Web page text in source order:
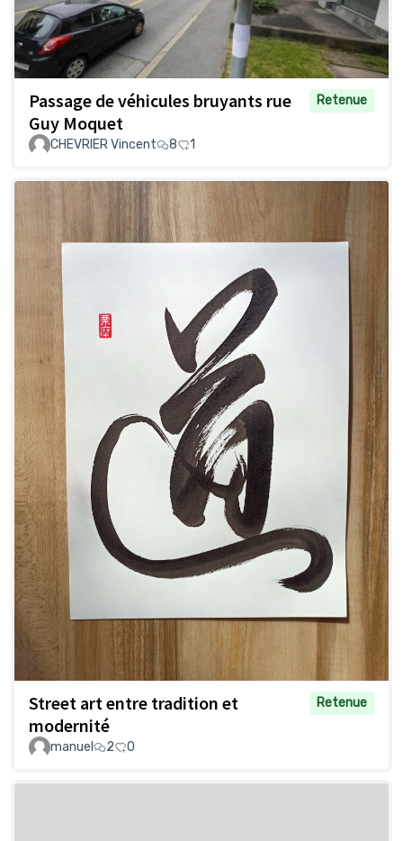
Passage de véhicules bruyants rue
Guy Moquet
Retenue
CHEVRIER Vincent 8 1
Street art entre tradition et
modernité
Retenue
manuel 2 0